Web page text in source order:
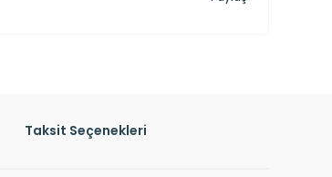
Taksit Seçenekleri